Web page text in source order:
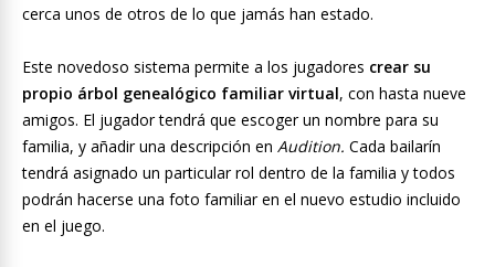
cerca unos de otros de lo que jamás han estado.
Este novedoso sistema permite a los jugadores crear su
propio árbol genealógico familiar virtual, con hasta nueve
amigos. El jugador tendrá que escoger un nombre para su
familia, y añadir una descripción en Audition. Cada bailarín
tendrá asignado un particular rol dentro de la familia y todos
podrán hacerse una foto familiar en el nuevo estudio incluido
en el juego.